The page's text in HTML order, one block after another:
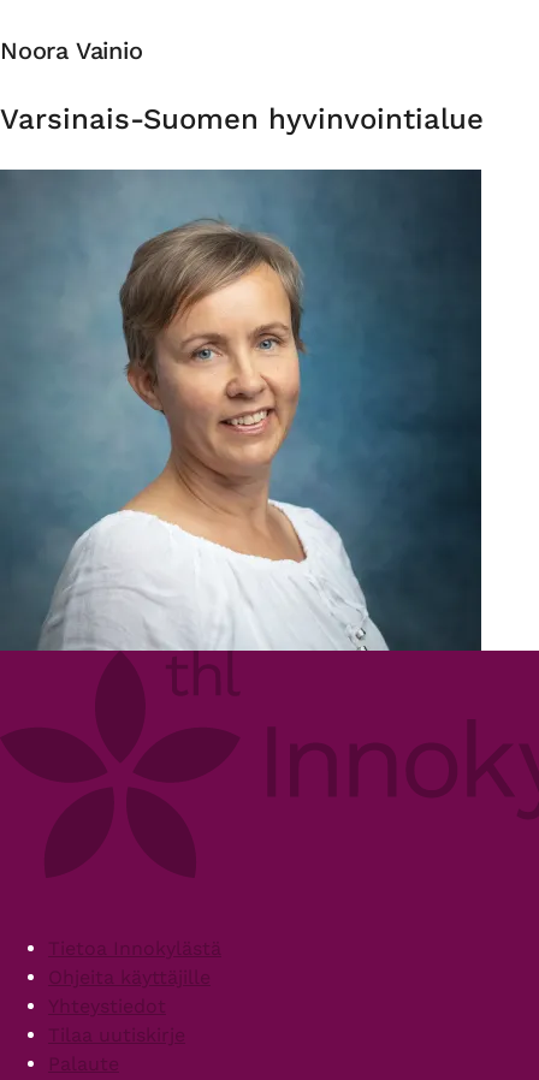
Noora Vainio
Organisaatio
Varsinais-Suomen hyvinvointialue
FooterTietoa Innokylästä
Ohjeita käyttäjille
Yhteystiedot
Tilaa uutiskirje
Palaute